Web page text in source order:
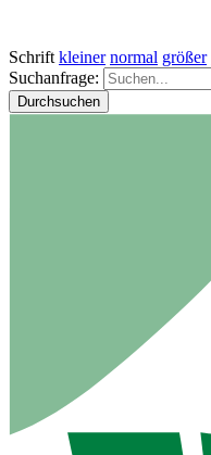
Schrift kleiner normal größer
Suchanfrage:
Durchsuchen